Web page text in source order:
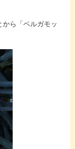
から「ベルガモッ